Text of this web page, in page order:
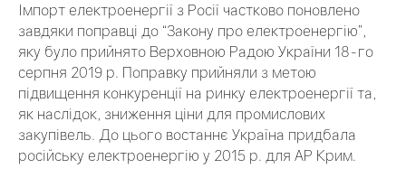
Імпорт електроенергії з Росії частково поновлено
завдяки поправці до “Закону про електроенергію”,
яку було прийнято Верховною Радою України 18-го
серпня 2019 р. Поправку прийняли з метою
підвищення конкуренції на ринку електроенергії та,
як наслідок, зниження ціни для промислових
закупівель. До цього востаннє Україна придбала
російську електроенергію у 2015 р. для АР Крим.